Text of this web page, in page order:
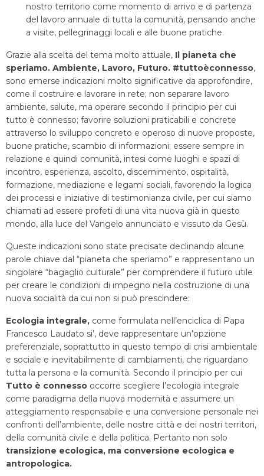
nostro territorio come momento di arrivo e di partenza
del lavoro annuale di tutta la comunità, pensando anche
a visite, pellegrinaggi locali e alle buone pratiche.
Grazie alla scelta del tema molto attuale, Il pianeta che
speriamo. Ambiente, Lavoro, Futuro. #tuttoèconnesso,
sono emerse indicazioni molto significative da approfondire,
come il costruire e lavorare in rete; non separare lavoro
ambiente, salute, ma operare secondo il principio per cui
tutto è connesso; favorire soluzioni praticabili e concrete
attraverso lo sviluppo concreto e operoso di nuove proposte,
buone pratiche, scambio di informazioni; essere sempre in
relazione e quindi comunità, intesi come luoghi e spazi di
incontro, esperienza, ascolto, discernimento, ospitalità,
formazione, mediazione e legami sociali, favorendo la logica
dei processi e iniziative di testimonianza civile, per cui siamo
chiamati ad essere profeti di una vita nuova già in questo
mondo, alla luce del Vangelo annunciato e vissuto da Gesù.
Queste indicazioni sono state precisate declinando alcune
parole chiave dal “pianeta che speriamo” e rappresentano un
singolare “bagaglio culturale” per comprendere il futuro utile
per creare le condizioni di impegno nella costruzione di una
nuova socialità da cui non si può prescindere:
Ecologia integrale, come formulata nell’enciclica di Papa
Francesco Laudato si’, deve rappresentare un’opzione
preferenziale, soprattutto in questo tempo di crisi ambientale
e sociale e inevitabilmente di cambiamenti, che riguardano
tutta la persona e la comunità. Secondo il principio per cui
Tutto è connesso occorre scegliere l’ecologia integrale
come paradigma della nuova modernità e assumere un
atteggiamento responsabile e una conversione personale nei
confronti dell’ambiente, delle nostre città e dei nostri territori,
della comunità civile e della politica. Pertanto non solo
transizione ecologica, ma conversione ecologica e
antropologica.